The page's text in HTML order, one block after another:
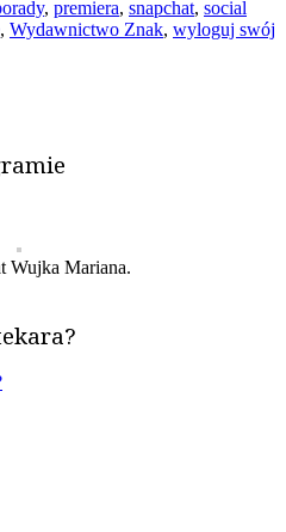
, premiera, snapchat, social
, Wydawnictwo Znak, wyloguj swój
Wujka Mariana.